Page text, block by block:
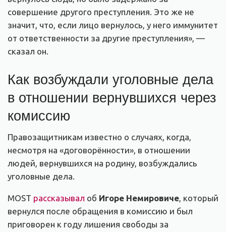
совершение другого преступления. Это же не
значит, что, если лицо вернулось, у него иммунитет
от ответственности за другие преступления», —
сказал он.
Как возбуждали уголовные дела
в отношении вернувшихся через
комиссию
Правозащитникам известно о случаях, когда,
несмотря на «договорённости», в отношении
людей, вернувшихся на родину, возбуждались
уголовные дела.
MOST рассказывал об Игоре Немировиче, который
вернулся после обращения в комиссию и был
приговорен к году лишения свободы за